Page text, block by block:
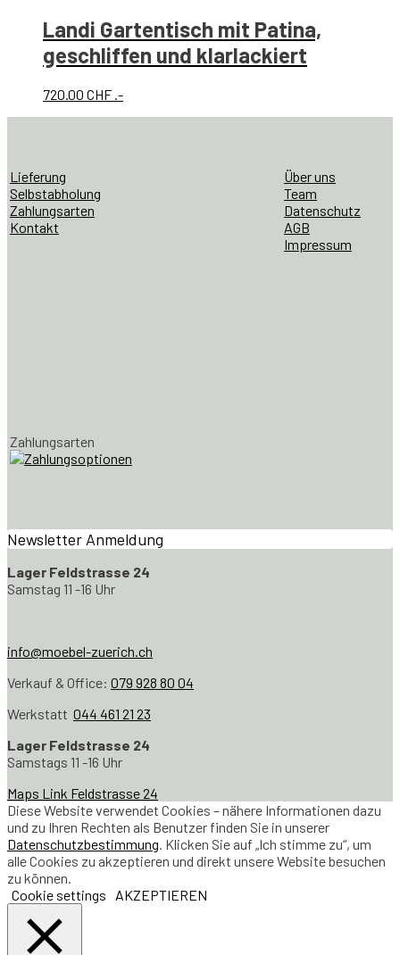
Landi Gartentisch mit Patina,
geschliffen und klarlackiert
720.00 CHF .-
Lieferung
Selbstabholung
Zahlungsarten
Kontakt
Über uns
Team
Datenschutz
AGB
Impressum
Zahlungsarten
Newsletter Anmeldung
Lager Feldstrasse 24
Samstag 11 -16 Uhr
info@moebel-zuerich.ch
Verkauf & Office: 079 928 80 04
Werkstatt 044 461 21 23
Lager Feldstrasse 24
Samstags 11 -16 Uhr
Maps Link Feldstrasse 24
Diese Website verwendet Cookies – nähere Informationen dazu
und zu Ihren Rechten als Benutzer finden Sie in unserer
Datenschutzbestimmung. Klicken Sie auf „Ich stimme zu“, um
alle Cookies zu akzeptieren und direkt unsere Website besuchen
zu können.
Cookie settings
AKZEPTIEREN